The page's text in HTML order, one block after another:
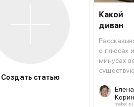
Создать статью
Какой
диван
выбрать
о плюсах и
минусах
диванов.
Елена
mebel.ru